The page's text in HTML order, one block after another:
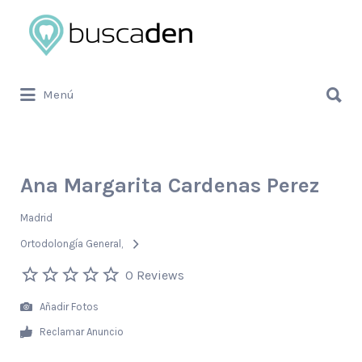
Buscar
por:
Menú
por:
Ana Margarita Cardenas Perez
Madrid
Ortodolongía General
0 Reviews
Añadir Fotos
Reclamar Anuncio